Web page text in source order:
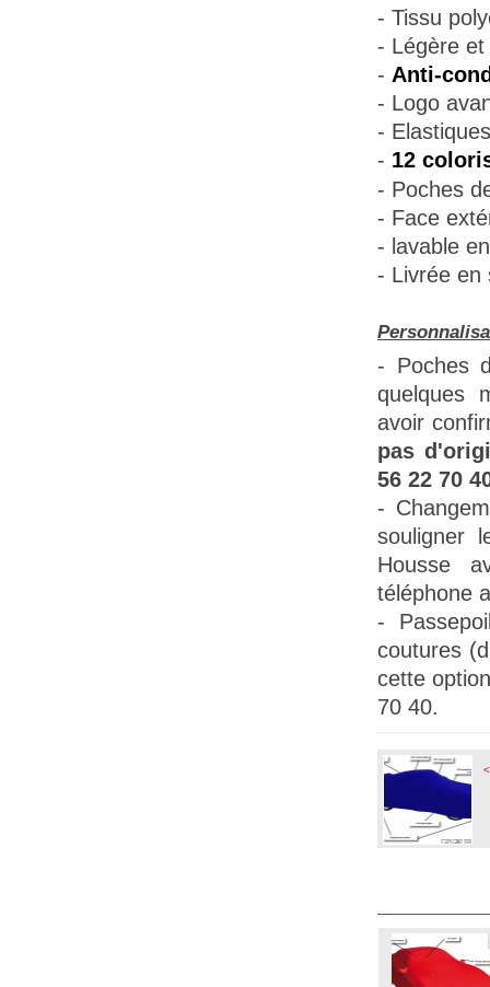
- Tissu
- Légère
- Anti-
- Logo
-
- 12
- Poches
- Face
- lavable
- Livrée en
- Poches
quelques
avoir
pas
56 22 70
-
souligner
Housse
téléphone
-
coutures
cette
70 40.